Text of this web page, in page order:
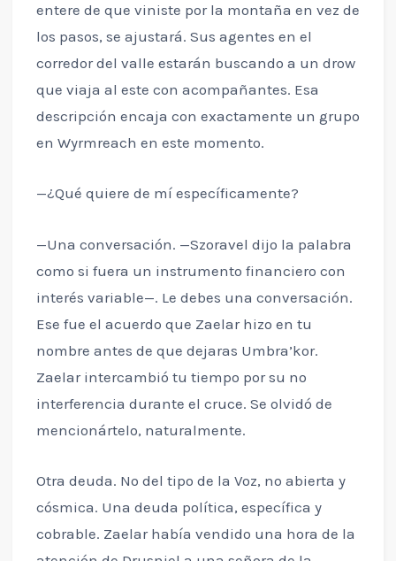
entere de que viniste por la montaña en vez de
los pasos, se ajustará. Sus agentes en el
corredor del valle estarán buscando a un drow
que viaja al este con acompañantes. Esa
descripción encaja con exactamente un grupo
en Wyrmreach en este momento.
—¿Qué quiere de mí específicamente?
—Una conversación. —Szoravel dijo la palabra
como si fuera un instrumento financiero con
interés variable—. Le debes una conversación.
Ese fue el acuerdo que Zaelar hizo en tu
nombre antes de que dejaras Umbra’kor.
Zaelar intercambió tu tiempo por su no
interferencia durante el cruce. Se olvidó de
mencionártelo, naturalmente.
Otra deuda. No del tipo de la Voz, no abierta y
cósmica. Una deuda política, específica y
cobrable. Zaelar había vendido una hora de la